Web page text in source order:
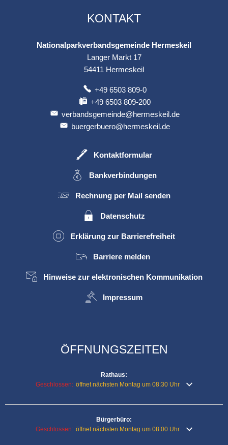
KONTAKT
Nationalparkverbandsgemeinde Hermeskeil
Langer Markt 17
54411 Hermeskeil
+49 6503 809-0
+49 6503 809-200
verbandsgemeinde@hermeskeil.de
buergerbuero@hermeskeil.de
Kontaktformular
Bankverbindungen
Rechnung per Mail senden
Datenschutz
Erklärung zur Barrierefreiheit
Barriere melden
Hinweise zur elektronischen Kommunikation
Impressum
ÖFFNUNGSZEITEN
Rathaus:
Klicken, um weitere Öffnungs- oder Schließzeiten auszublenden
Geschlossen: öffnet nächsten Montag um 08:30 Uhr
Bürgerbüro:
Klicken, um weitere Öffnungs- oder Schließzeiten auszublenden
Geschlossen: öffnet nächsten Montag um 08:00 Uhr